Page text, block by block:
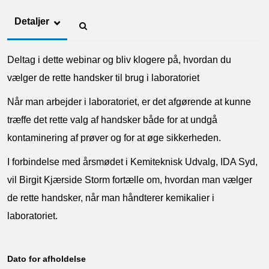
Detaljer
Deltag i dette webinar og bliv klogere på, hvordan du
vælger de rette handsker til brug i laboratoriet
Når man arbejder i laboratoriet, er det afgørende at kunne
træffe det rette valg af handsker både for at undgå
kontaminering af prøver og for at øge sikkerheden.
I forbindelse med årsmødet i Kemiteknisk Udvalg, IDA Syd,
vil Birgit Kjærside Storm fortælle om, hvordan man vælger
de rette handsker, når man håndterer kemikalier i
laboratoriet.
Dato for afholdelse